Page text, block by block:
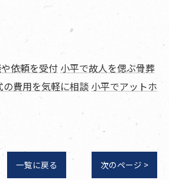
依頼を受付 小平で故人を偲ぶ骨葬
の費用を気軽に相談 小平でアットホ
一覧に戻る 次のページ >